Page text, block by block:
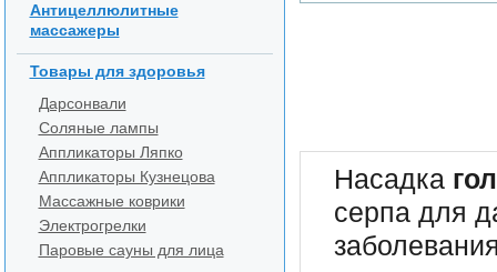
Насадка
серпа для
Антицеллюлитные
массажеры
Товары для здоровья
Дарсонвали
Соляные лампы
Аппликаторы Ляпко
Аппликаторы Кузнецова
Массажные коврики
Электрогрелки
Паровые сауны для лица